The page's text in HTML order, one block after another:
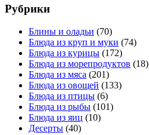
Рубрики
Блины и оладьи (70)
Блюда из круп и муки (74)
Блюда из курицы (172)
Блюда из морепродуктов (18)
Блюда из мяса (201)
Блюда из овощей (133)
Блюда из птицы (6)
Блюда из рыбы (101)
Блюда из яиц (10)
Десерты (40)